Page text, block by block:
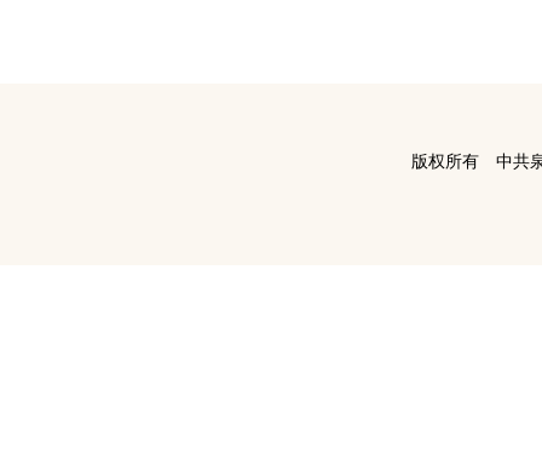
版权所有 中共